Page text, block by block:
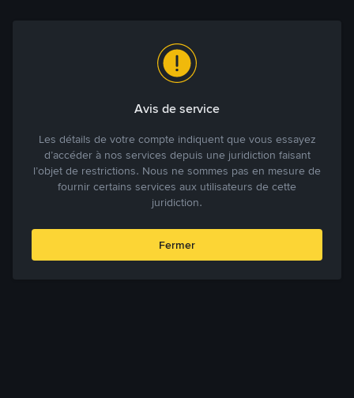
Avis de service
Les détails de votre compte indiquent que vous essayez
d’accéder à nos services depuis une juridiction faisant
l’objet de restrictions. Nous ne sommes pas en mesure de
fournir certains services aux utilisateurs de cette
juridiction.
Fermer